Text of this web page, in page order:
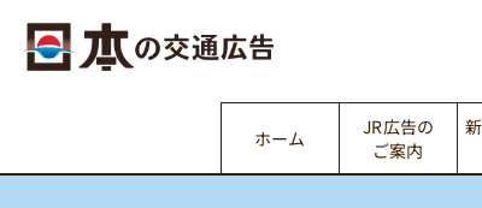
ホーム JR広告の
ご案内